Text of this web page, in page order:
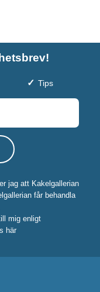
Tips
jag att Kakelgallerian
får behandla
mig enligt
här